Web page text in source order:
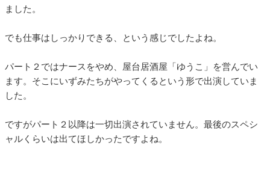
ました。
でも仕事はしっかりできる、という感じでしたよね。
パート２ではナースをやめ、屋台居酒屋「ゆうこ」を営んでい
ます。そこにいずみたちがやってくるという形で出演していま
した。
ですがパート２以降は一切出演されていません。最後のスペシ
ャルくらいは出てほしかったですよね。